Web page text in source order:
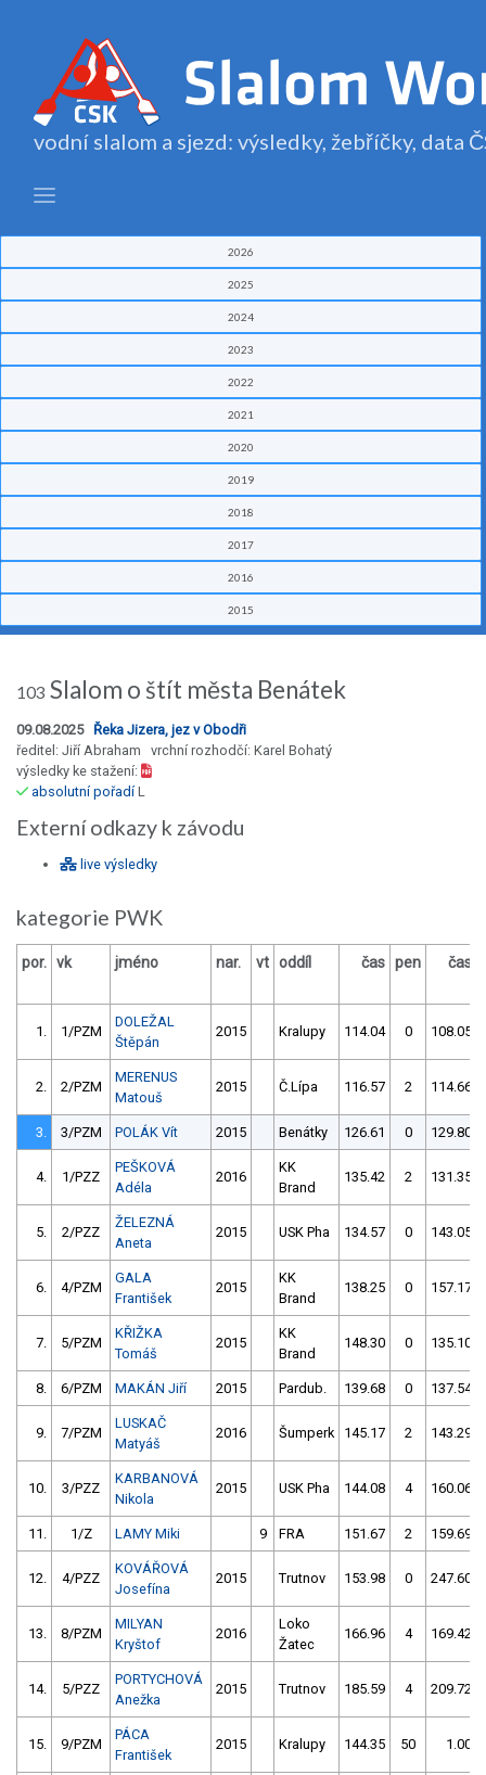
vodní slalom a sjezd: výsledky, žebříčky, data
2026
2025
2024
2023
2022
2021
2020
2019
2018
2017
2016
2015
103 Slalom o štít města Benátek
09.08.2025 Řeka Jizera, jez v Obodři
ředitel: Jiří Abraham vrchní rozhodčí: Karel Bohatý
výsledky ke stažení:
absolutní pořadíL
Externí odkazy k závodu
live výsledky
kategorie PWK
por. vk jméno nar. vt oddíl čas pen čas
1. 1/PZM
DOLEŽAL
Štěpán
2015 Kralupy 114.04 0 108.05
2. 2/PZM
MERENUS
Matouš
2015 Č.Lípa 116.57 2 114.66
3. 3/PZM POLÁK Vít 2015 Benátky 126.61 0 129.80
4. 1/PZZ
PEŠKOVÁ
Adéla
2016
KK
Brand
135.42 2 131.35
5. 2/PZZ
ŽELEZNÁ
Aneta
2015 USK Pha 134.57 0 143.05
6. 4/PZM
GALA
František
2015
KK
Brand
138.25 0 157.17
7. 5/PZM
KŘIŽKA
Tomáš
2015
KK
Brand
148.30 0 135.10
8. 6/PZM MAKÁN Jiří 2015 Pardub. 139.68 0 137.54
9. 7/PZM
LUSKAČ
Matyáš
2016 Šumperk 145.17 2 143.29
10. 3/PZZ
KARBANOVÁ
Nikola
2015 USK Pha 144.08 4 160.06
11. 1/Z LAMY Miki 9 FRA 151.67 2 159.69
12. 4/PZZ
KOVÁŘOVÁ
Josefína
2015 Trutnov 153.98 0 247.60
13. 8/PZM
MILYAN
Kryštof
2016
Loko
Žatec
166.96 4 169.42
14. 5/PZZ
PORTYCHOVÁ
Anežka
2015 Trutnov 185.59 4 209.72
15. 9/PZM
PÁCA
František
2015 Kralupy 144.35 50 1.00